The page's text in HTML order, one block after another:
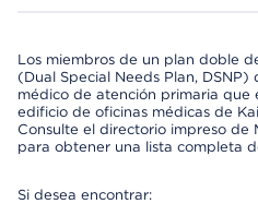
Los miembros de un plan doble
(Dual Special Needs Plan,
médico de atención primaria que
edificio de oficinas médicas de
Consulte el directorio impreso de
para obtener una lista completa
Si desea encontrar: